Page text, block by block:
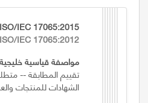
IEC 17065:2015
ISO/IEC 17065:2012
مواصفة قياسية خليجية
تقييم المطابقة --
الشهادات للمنتجات